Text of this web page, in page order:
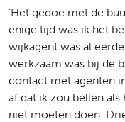
‘Het gedoe met de
enige tijd was ik het
wijkagent was al
werkzaam was bij de
contact met agenten
af dat ik zou bellen
niet moeten doen.